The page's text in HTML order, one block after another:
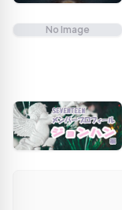
No Image